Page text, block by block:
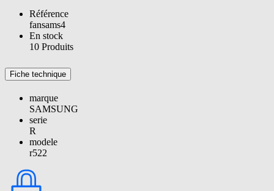
Référence
fansams4
En stock
10 Produits
Fiche technique
marque
SAMSUNG
serie
R
modele
r522